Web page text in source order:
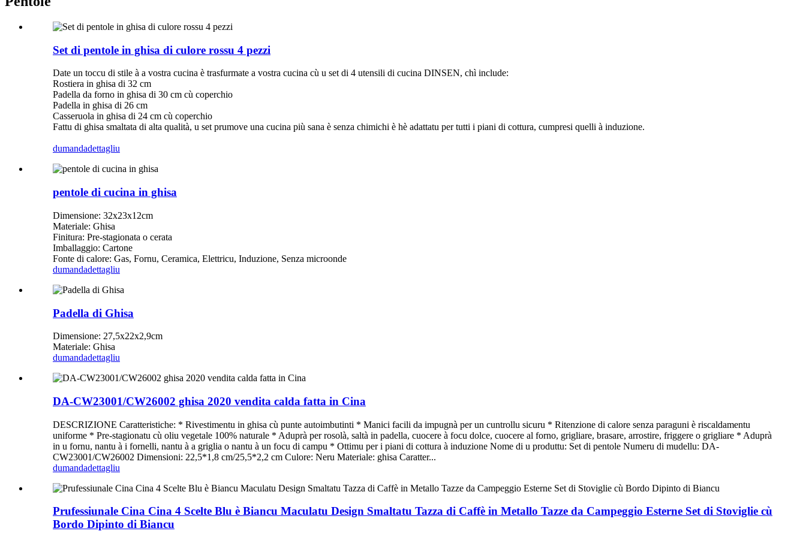
Set di pentole in ghisa di culore rossu 4 pezzi
Date un toccu di stile à a vostra cucina è trasfurmate a vostra cucina cù u set di 4 utensili di cucina DINSEN, chì include:
Rostiera in ghisa di 32 cm
Padella da forno in ghisa di 30 cm cù coperchio
Padella in ghisa di 26 cm
Casseruola in ghisa di 24 cm cù coperchio
Fattu di ghisa smaltata di alta qualità, u set prumove una cucina più sana è senza chimichi è hè adattatu per tutti i piani di cottura, cumpresi quelli à induzione.
dumandadettagliu
pentole di cucina in ghisa
Dimensione: 32x23x12cm
Materiale: Ghisa
Finitura: Pre-stagionata o cerata
Imballaggio: Cartone
Fonte di calore: Gas, Fornu, Ceramica, Elettricu, Induzione, Senza microonde
dumandadettagliu
Padella di Ghisa
Dimensione: 27,5x22x2,9cm
Materiale: Ghisa
dumandadettagliu
DA-CW23001/CW26002 ghisa 2020 vendita calda fatta in Cina
DESCRIZIONE Caratteristiche: * Rivestimentu in ghisa cù punte autoimbutinti * Manici facili da impugnà per un cuntrollu sicuru * Ritenzione di calore senza paraguni è riscaldamentu
uniforme * Pre-stagionatu cù oliu vegetale 100% naturale * Aduprà per rosolà, saltà in padella, cuocere à focu dolce, cuocere al forno, grigliare, brasare, arrostire, friggere o grigliare * Aduprà
in u fornu, nantu à i fornelli, nantu à a griglia o nantu à un focu di campu * Ottimu per i piani di cottura à induzione Nome di u produttu: Set di pentole Numeru di mudellu: DA-
CW23001/CW26002 Dimensioni: 22,5*1,8 cm/25,5*2,2 cm Culore: Neru Materiale: ghisa Caratter...
dumandadettagliu
Prufessiunale Cina Cina 4 Scelte Blu è Biancu Maculatu Design Smaltatu Tazza di Caffè in Metallo Tazze da Campeggio Esterne Set di Stoviglie cù
Bordo Dipinto di Biancu